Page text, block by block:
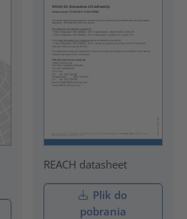
REACH datasheet
Plik do
pobrania